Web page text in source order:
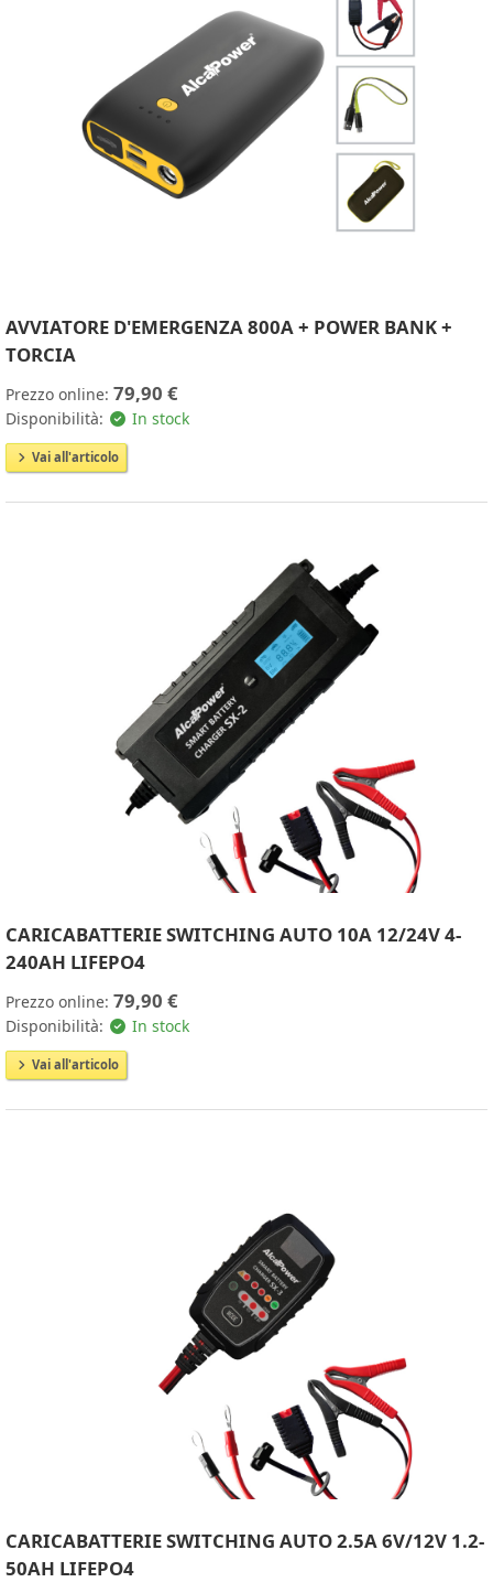
AVVIATORE D'EMERGENZA 800A + POWER BANK +
TORCIA
Prezzo online: 79,90 €
Disponibilità: In stock
Vai all'articolo
CARICABATTERIE SWITCHING AUTO 10A 12/24V 4-
240AH LIFEPO4
Prezzo online: 79,90 €
Disponibilità: In stock
Vai all'articolo
CARICABATTERIE SWITCHING AUTO 2.5A 6V/12V 1.2-
50AH LIFEPO4